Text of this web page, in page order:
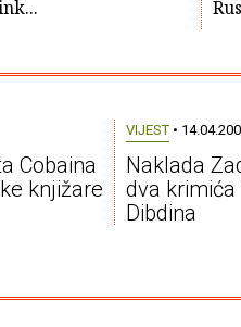
Cobaina
knjižare
VIJEST•
Naklada
dva
Dibdina